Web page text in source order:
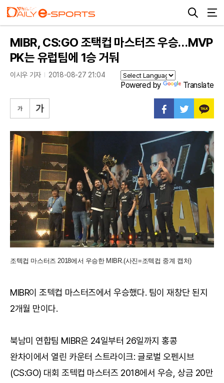
MIBR, CS:GO 조택컵 마스터즈 우승…MVP
PK는 유럽팀에 1승 거둬
이시우 기자 2018-08-27 21:04
Powered by Translate
조텍컵 마스터즈 2018에서 우승한 MIBR.(사진=조텍컵 중계 캡처)
MIBR이 조텍컵 마스터즈에서 우승했다. 팀이 재창단 된지
2개월 만이다.
북남미 연합팀 MIBR은 24일부터 26일까지 홍콩
완차이에서 열린 카운터 스트라이크: 글로벌 오펜시브
(CS:GO) 대회 조텍컵 마스터즈 2018에서 우승, 상금 20만